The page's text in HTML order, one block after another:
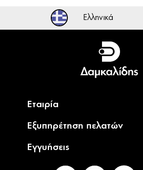
Ελληνικά
Ελληνικά
English
Εταιρία
Εξυπηρέτηση πελατών
Εγγυήσεις